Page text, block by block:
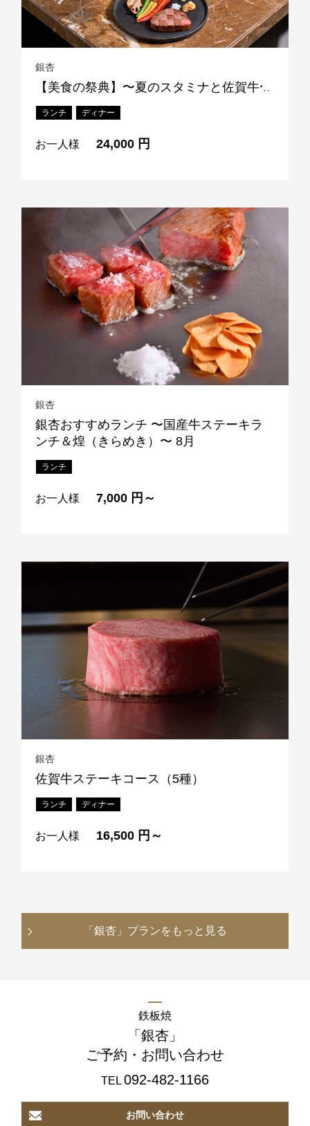
銀杏
【美食の祭典】〜夏のスタミナと佐賀牛〜
ランチ ディナー
お一人様 24,000 円
銀杏
銀杏おすすめランチ 〜国産牛ステーキラ
ンチ＆煌（きらめき）〜 8月
ランチ
お一人様 7,000 円～
銀杏
佐賀牛ステーキコース（5種）
ランチ ディナー
お一人様 16,500 円～
「銀杏」 プランをもっと見る
鉄板焼
「銀杏」
ご予約・お問い合わせ
TEL 092-482-1166
お問い合わせ